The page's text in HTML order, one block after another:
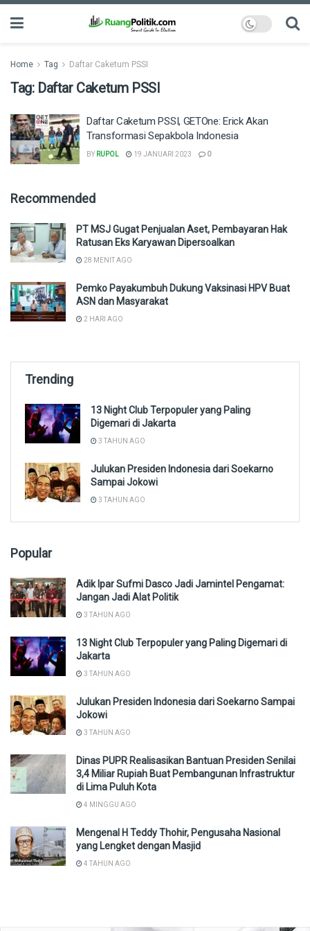
Home Tag Daftar Caketum PSSI
Tag: Daftar Caketum PSSI
Daftar Caketum PSSI, GETOne: Erick Akan
Transformasi Sepakbola Indonesia
BY RUPOL 19 JANUARI 2023 0
Recommended
PT MSJ Gugat Penjualan Aset, Pembayaran Hak
Ratusan Eks Karyawan Dipersoalkan
28 MENIT AGO
Pemko Payakumbuh Dukung Vaksinasi HPV Buat
ASN dan Masyarakat
2 HARI AGO
Trending
13 Night Club Terpopuler yang Paling
Digemari di Jakarta
3 TAHUN AGO
Julukan Presiden Indonesia dari Soekarno
Sampai Jokowi
3 TAHUN AGO
Popular
Adik Ipar Sufmi Dasco Jadi Jamintel Pengamat:
Jangan Jadi Alat Politik
3 TAHUN AGO
13 Night Club Terpopuler yang Paling Digemari di
Jakarta
3 TAHUN AGO
Julukan Presiden Indonesia dari Soekarno Sampai
Jokowi
3 TAHUN AGO
Dinas PUPR Realisasikan Bantuan Presiden Senilai
3,4 Miliar Rupiah Buat Pembangunan Infrastruktur
di Lima Puluh Kota
4 MINGGU AGO
Mengenal H Teddy Thohir, Pengusaha Nasional
yang Lengket dengan Masjid
4 TAHUN AGO